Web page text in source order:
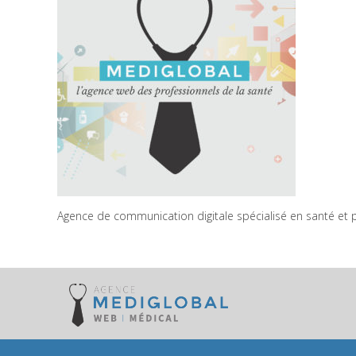
Agence de communication digitale spécialisé en santé et